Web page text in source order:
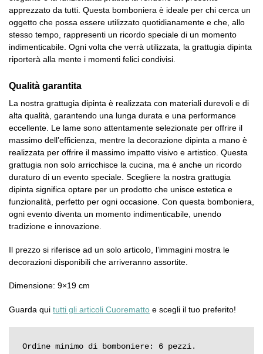
apprezzato da tutti. Questa bomboniera è ideale per chi cerca un
oggetto che possa essere utilizzato quotidianamente e che, allo
stesso tempo, rappresenti un ricordo speciale di un momento
indimenticabile. Ogni volta che verrà utilizzata, la grattugia dipinta
riporterà alla mente i momenti felici condivisi.
Qualità garantita
La nostra grattugia dipinta è realizzata con materiali durevoli e di
alta qualità, garantendo una lunga durata e una performance
eccellente. Le lame sono attentamente selezionate per offrire il
massimo dell’efficienza, mentre la decorazione dipinta a mano è
realizzata per offrire il massimo impatto visivo e artistico. Questa
grattugia non solo arricchisce la cucina, ma è anche un ricordo
duraturo di un evento speciale. Scegliere la nostra grattugia
dipinta significa optare per un prodotto che unisce estetica e
funzionalità, perfetto per ogni occasione. Con questa bomboniera,
ogni evento diventa un momento indimenticabile, unendo
tradizione e innovazione.
Il prezzo si riferisce ad un solo articolo, l’immagini mostra le
decorazioni disponibili che arriveranno assortite.
Dimensione: 9×19 cm
Guarda qui tutti gli articoli Cuorematto e scegli il tuo preferito!
Ordine minimo di bomboniere: 6 pezzi.